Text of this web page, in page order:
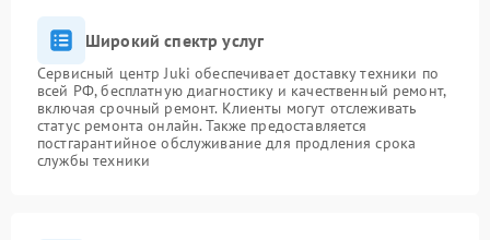
Широкий спектр услуг
Сервисный центр Juki обеспечивает доставку техники по
всей РФ, бесплатную диагностику и качественный ремонт,
включая срочный ремонт. Клиенты могут отслеживать
статус ремонта онлайн. Также предоставляется
постгарантийное обслуживание для продления срока
службы техники